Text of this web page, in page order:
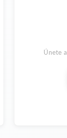
Únete